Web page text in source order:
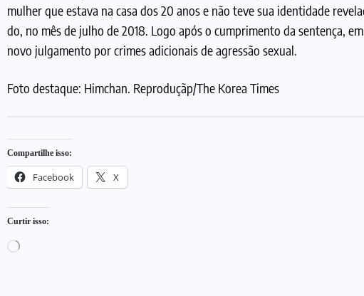
mulher que estava na casa dos 20 anos e não teve sua identidade
do, no mês de julho de 2018. Logo após o cumprimento da sentença,
novo julgamento por crimes adicionais de agressão sexual.
Foto destaque: Himchan. Reproduçãp/The Korea Times
Compartilhe isso:
Facebook X
Curtir isso: